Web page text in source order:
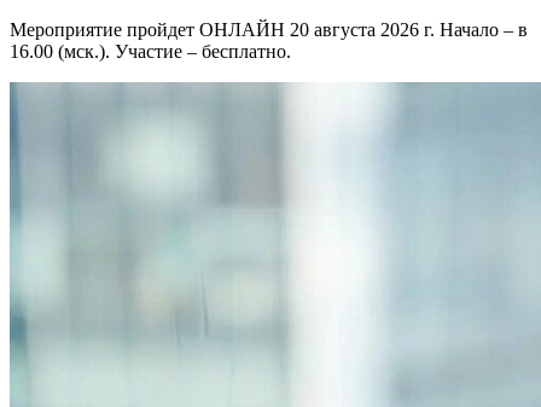
Мероприятие пройдет ОНЛАЙН 20 августа 2026 г. Начало – в
16.00 (мск.). Участие – бесплатно.